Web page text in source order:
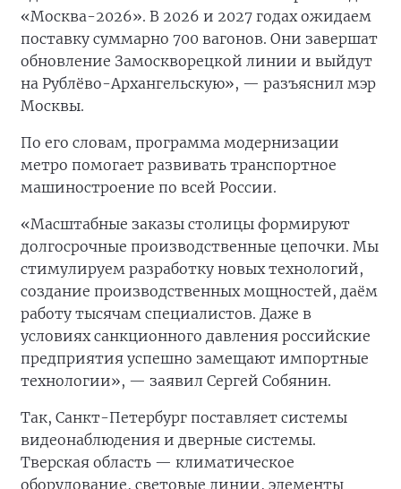
«Москва-2026». В 2026 и 2027 годах ожидаем
поставку суммарно 700 вагонов. Они завершат
обновление Замоскворецкой линии и выйдут
на Рублёво-Архангельскую», — разъяснил мэр
Москвы.
По его словам, программа модернизации
метро помогает развивать транспортное
машиностроение по всей России.
«Масштабные заказы столицы формируют
долгосрочные производственные цепочки. Мы
стимулируем разработку новых технологий,
создание производственных мощностей, даём
работу тысячам специалистов. Даже в
условиях санкционного давления российские
предприятия успешно замещают импортные
технологии», — заявил Сергей Собянин.
Так, Санкт-Петербург поставляет системы
видеонаблюдения и дверные системы.
Тверская область — климатическое
оборудование, световые линии, элементы